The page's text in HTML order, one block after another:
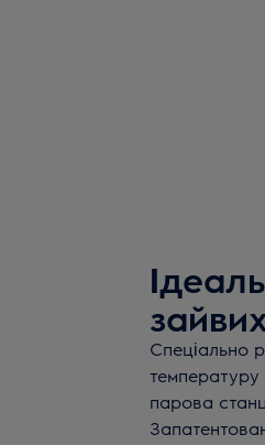
Спеціально
температуру
парова